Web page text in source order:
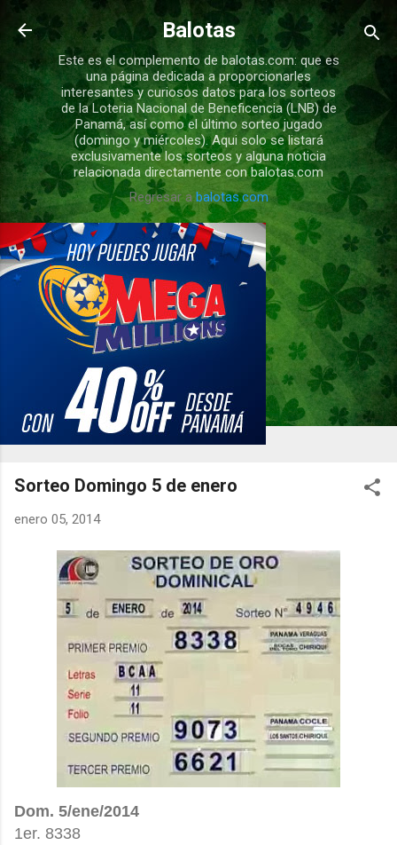
Ir al contenido principal
Balotas
Este es el complemento de balotas.com: que es
una página dedicada a proporcionarles
interesantes y curiosos datos para los sorteos
de la Loteria Nacional de Beneficencia (LNB) de
Panamá, así como el último sorteo jugado
(domingo y miércoles). Aqui solo se listará
exclusivamente los sorteos y alguna noticia
relacionada directamente con balotas.com
Regresar a balotas.com
Sorteo Domingo 5 de enero
enero 05, 2014
Dom. 5/ene/2014
1er. 8338